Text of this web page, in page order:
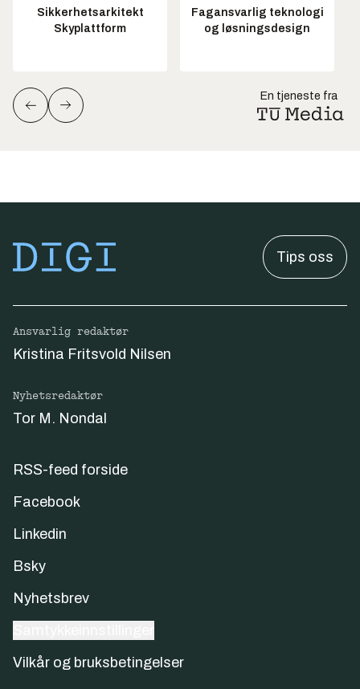
Sikkerhetsarkitekt
Skyplattform
Fagansvarlig teknologi
og løsningsdesign
En tjeneste fra
Tips oss
Ansvarlig redaktør
Kristina Fritsvold Nilsen
Nyhetsredaktør
Tor M. Nondal
RSS-feed forside
Facebook
Linkedin
Bsky
Nyhetsbrev
Vilkår og bruksbetingelser